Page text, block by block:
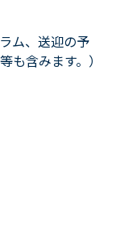
ム、送迎の予
含みます。）